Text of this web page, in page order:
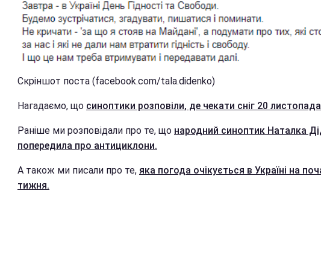
Скріншот поста (facebook.com/tala.didenko)
Нагадаємо, що синоптики розповіли, де чекати сніг 20
Раніше ми розповідали про те, що народний синоптик Наталка
попередила про антициклони.
А також ми писали про те, яка погода очікується в Україні на
тижня.